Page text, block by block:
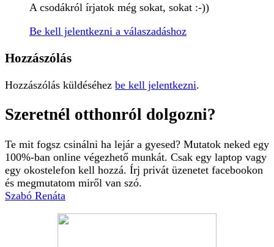
A csodákról írjatok még sokat, sokat :-))
Be kell jelentkezni a válaszadáshoz
Hozzászólás
Hozzászólás küldéséhez be kell jelentkezni.
Szeretnél otthonról dolgozni?
Te mit fogsz csinálni ha lejár a gyesed? Mutatok neked egy
100%-ban online végezhető munkát. Csak egy laptop vagy
egy okostelefon kell hozzá. Írj privát üzenetet facebookon
és megmutatom miről van szó.
Szabó Renáta